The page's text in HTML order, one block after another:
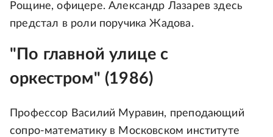
Рощине, офицере. Александр Лазарев здесь
предстал в роли поручика Жадова.
"По главной улице с
оркестром" (1986)
Профессор Василий Муравин, преподающий
сопро-математику в Московском институте